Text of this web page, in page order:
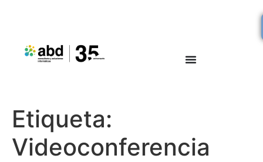
Etiqueta:
Videoconferencia